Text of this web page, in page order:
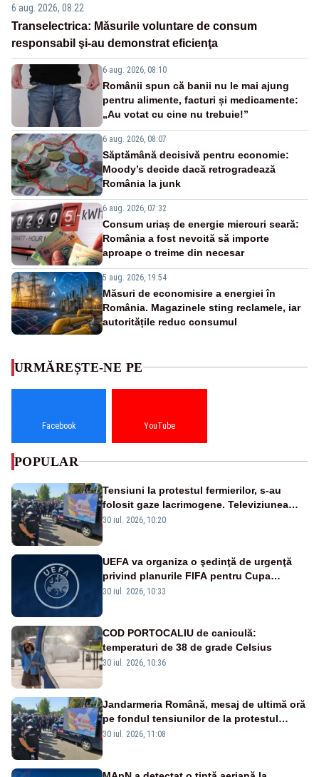
6 aug. 2026, 08:22
Transelectrica: Măsurile voluntare de consum
responsabil şi-au demonstrat eficienţa
6 aug. 2026, 08:10
Românii spun că banii nu le mai ajung
pentru alimente, facturi și medicamente:
„Au votat cu cine nu trebuie!”
6 aug. 2026, 08:07
Săptămână decisivă pentru economie:
Moody’s decide dacă retrogradează
România la junk
6 aug. 2026, 07:32
Consum uriaș de energie miercuri seară:
România a fost nevoită să importe
aproape o treime din necesar
5 aug. 2026, 19:54
Măsuri de economisire a energiei în
România. Magazinele sting reclamele, iar
autoritățile reduc consumul
URMĂREȘTE-NE PE
Facebook YouTube
POPULAR
Tensiuni la protestul fermierilor, s-au
folosit gaze lacrimogene. Televiziunea
Poporului face apel la calm – LIVE TEXT
30 iul. 2026, 10:20
UEFA va organiza o şedinţă de urgenţă
privind planurile FIFA pentru Cupa
Mondială
30 iul. 2026, 10:33
COD PORTOCALIU de caniculă:
temperaturi de 38 de grade Celsius
30 iul. 2026, 10:36
Jandarmeria Română, mesaj de ultimă oră
pe fondul tensiunilor de la protestul
masiv al fermierilor - VIDEO
30 iul. 2026, 11:08